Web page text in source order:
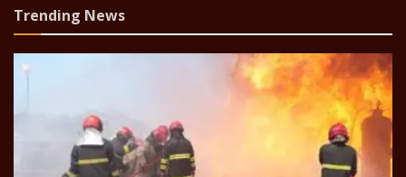
Trending News